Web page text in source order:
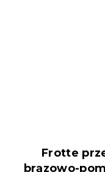
Frotte
brązowo-